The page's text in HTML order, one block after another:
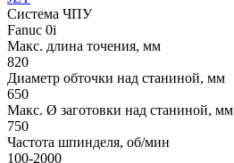
Система ЧПУ
Fanuc 0i
Макс. длина точения, мм
820
Диаметр обточки над станиной, мм
650
Макс. Ø заготовки над станиной, мм
750
Частота шпинделя, об/мин
100-2000